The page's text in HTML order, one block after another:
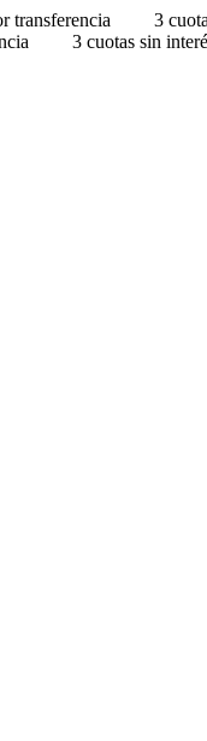
transferencia 3
3 cuotas sin